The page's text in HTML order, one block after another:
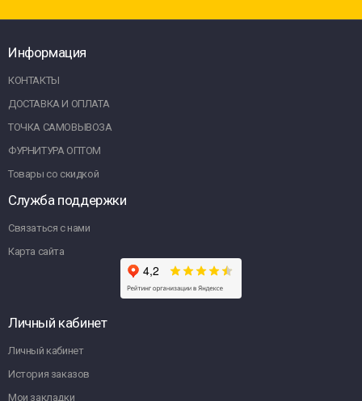
Информация
КОНТАКТЫ
ДОСТАВКА И ОПЛАТА
ТОЧКА САМОВЫВОЗА
ФУРНИТУРА ОПТОМ
Товары со скидкой
Служба поддержки
Связаться с нами
Карта сайта
Личный кабинет
Личный кабинет
История заказов
Мои закладки